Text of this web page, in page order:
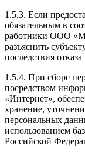
1.5.3. Если
обязательным в
работники ООО
разъяснить
последствия
1.5.4. При сборе
посредством
«Интернет»,
хранение,
персональных
использованием
Российской